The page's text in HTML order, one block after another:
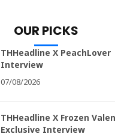
OUR PICKS
THHeadline X
Interview
07/08/2026
THHeadline X Frozen
Exclusive Interview